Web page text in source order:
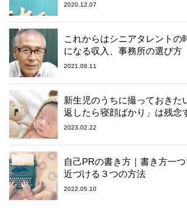
2020.12.07
これからはシニアタレントの
になる収入、事務所の選び方
2021.08.11
新生児のうちに撮っておきた
返したら寝顔ばかり」は残念
2023.02.22
自己PRの書き方｜書き方一
近づける３つの方法
2022.05.10